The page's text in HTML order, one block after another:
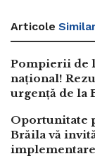
Articole
Pompierii de
național!
urgență de la
Oportunitate
Brăila vă